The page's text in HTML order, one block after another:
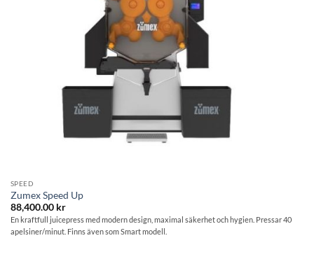
SPEED
Zumex Speed Up
88,400.00 kr
En kraftfull juicepress med modern design, maximal säkerhet och hygien. Pressar 40
apelsiner/minut. Finns även som Smart modell.